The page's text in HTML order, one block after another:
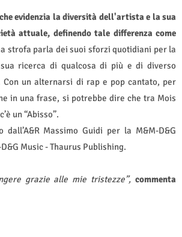
evidenzia la diversità dell'artista e la sua
attuale, definendo tale differenza come
strofa parla dei suoi sforzi quotidiani per la
ricerca di qualcosa di più e di diverso
un alternarsi di rap e pop cantato, per
in una frase, si potrebbe dire che tra Mois
un “Abisso”.
Massimo Guidi per la M&M-D&G
Music - Thaurus Publishing.
grazie alle mie tristezze”, commenta